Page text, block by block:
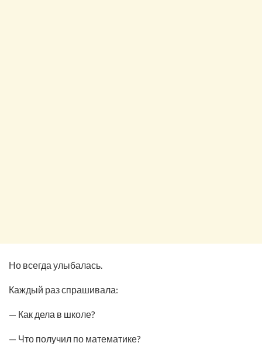
Но всегда улыбалась.
Каждый раз спрашивала:
— Как дела в школе?
— Что получил по математике?